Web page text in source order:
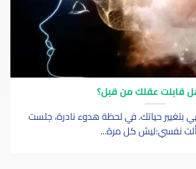
قابلت عقلك من قبل؟
بتغيير حياتك. في لحظة هدوء نادرة، جلست
نفسي:ليش كل مرة...